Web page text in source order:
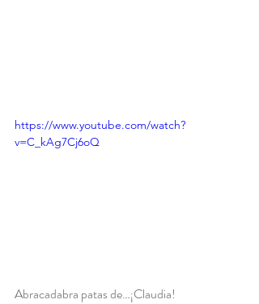
https://www.youtube.com/watch?
v=C_kAg7Cj6oQ
Abracadabra patas de…¡Claudia!